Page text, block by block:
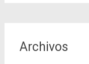
Archivos